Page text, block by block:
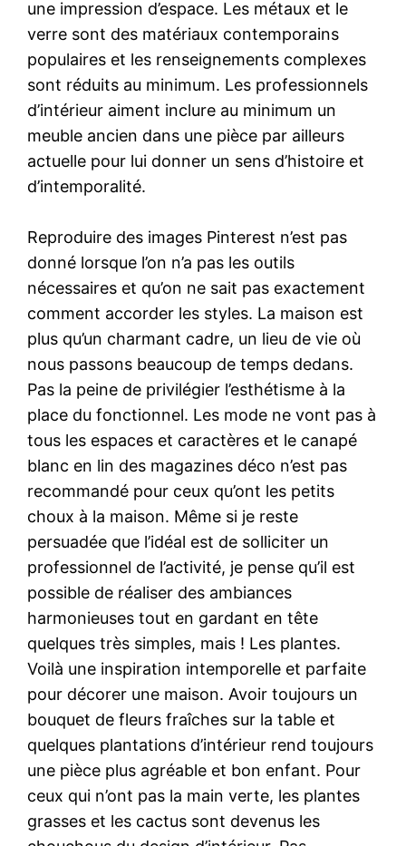
une impression d’espace. Les métaux et le
verre sont des matériaux contemporains
populaires et les renseignements complexes
sont réduits au minimum. Les professionnels
d’intérieur aiment inclure au minimum un
meuble ancien dans une pièce par ailleurs
actuelle pour lui donner un sens d’histoire et
d’intemporalité.
Reproduire des images Pinterest n’est pas
donné lorsque l’on n’a pas les outils
nécessaires et qu’on ne sait pas exactement
comment accorder les styles. La maison est
plus qu’un charmant cadre, un lieu de vie où
nous passons beaucoup de temps dedans.
Pas la peine de privilégier l’esthétisme à la
place du fonctionnel. Les mode ne vont pas à
tous les espaces et caractères et le canapé
blanc en lin des magazines déco n’est pas
recommandé pour ceux qu’ont les petits
choux à la maison. Même si je reste
persuadée que l’idéal est de solliciter un
professionnel de l’activité, je pense qu’il est
possible de réaliser des ambiances
harmonieuses tout en gardant en tête
quelques très simples, mais ! Les plantes.
Voilà une inspiration intemporelle et parfaite
pour décorer une maison. Avoir toujours un
bouquet de fleurs fraîches sur la table et
quelques plantations d’intérieur rend toujours
une pièce plus agréable et bon enfant. Pour
ceux qui n’ont pas la main verte, les plantes
grasses et les cactus sont devenus les